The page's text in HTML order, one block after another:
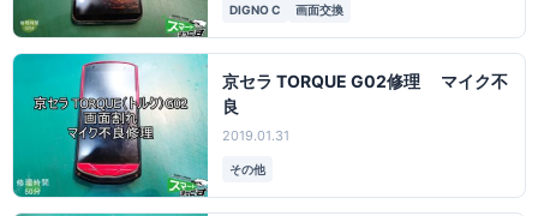
DIGNO C 画面交換
京セラ TORQUE G02修理 マイク不
良
2019.01.31
その他